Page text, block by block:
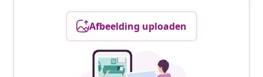
Afbeelding uploaden